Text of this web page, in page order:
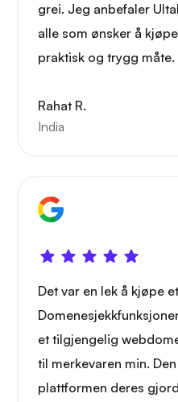
grei. Jeg anbefaler
alle som ønsker å
praktisk og trygg måte.
Rahat R.
India
Det var en lek å kjøpe
et tilgjengelig
til merkevaren min.
plattformen deres